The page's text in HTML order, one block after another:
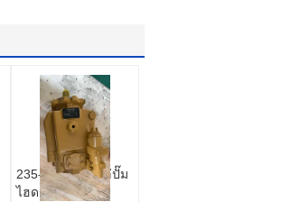
235-4108 อะไหล่ปั๊ม
ไฮดรอลิก สําหรับ